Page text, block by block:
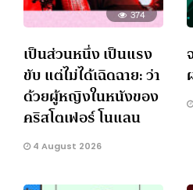
374
เป็นส่วนหนึ่ง เป็นแรง
ขับ แต่ไม่ได้เฉิดฉาย: ว่า
ด้วยผู้หญิงในหนังของ
คริสโตเฟอร์ โนแลน
4 August 2026